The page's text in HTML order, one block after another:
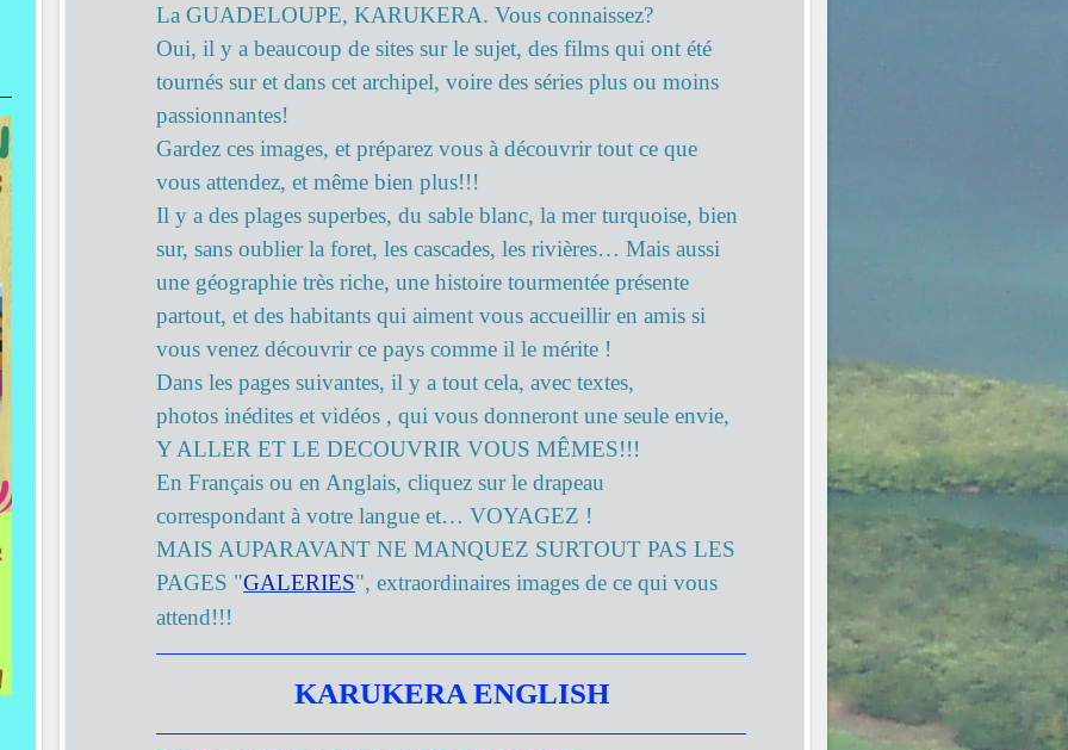
La GUADELOUPE, KARUKERA. Vous connaissez?
Oui, il y a beaucoup de sites sur le sujet, des films qui ont été
tournés sur et dans cet archipel, voire des séries plus ou moins
passionnantes!
Gardez ces images, et préparez vous à découvrir tout ce que
vous attendez, et même bien plus!!!
Il y a des plages superbes, du sable blanc, la mer turquoise, bien
sur, sans oublier la foret, les cascades, les rivières… Mais aussi
une géographie très riche, une histoire tourmentée présente
partout, et des habitants qui aiment vous accueillir en amis si
vous venez découvrir ce pays comme il le mérite !
Dans les pages suivantes, il y a tout cela, avec textes,
photos inédites et vidéos , qui vous donneront une seule envie,
Y ALLER ET LE DECOUVRIR VOUS MÊMES!!!
En Français ou en Anglais, cliquez sur le drapeau
correspondant à votre langue et… VOYAGEZ !
MAIS AUPARAVANT NE MANQUEZ SURTOUT PAS LES
PAGES "GALERIES", extraordinaires images de ce qui vous
attend!!!
KARUKERA ENGLISH